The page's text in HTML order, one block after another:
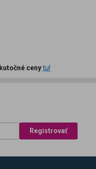
cenytu!
Registrovať